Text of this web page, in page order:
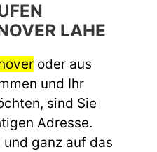
LAHE
oder aus
und Ihr
sind Sie
Adresse.
ganz auf das